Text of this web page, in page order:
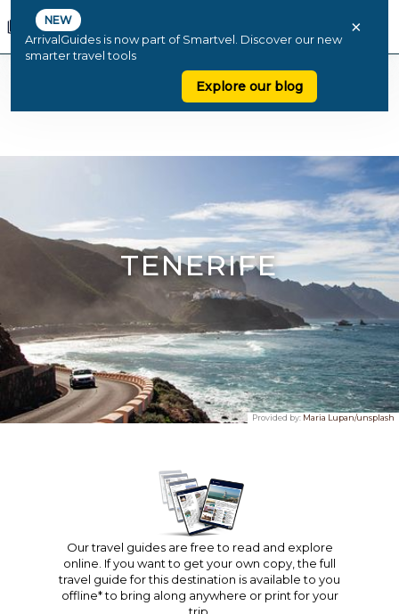
NEW
ArrivalGuides is now part of Smartvel. Discover our new
smarter travel tools
Explore our blog
×
TENERIFE
Provided by: Maria Lupan/unsplash
Our travel guides are free to read and explore
online. If you want to get your own copy, the full
travel guide for this destination is available to you
offline* to bring along anywhere or print for your